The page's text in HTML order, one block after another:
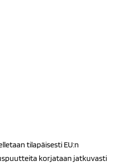
tilapäisesti EU:n
korjataan jatkuvasti